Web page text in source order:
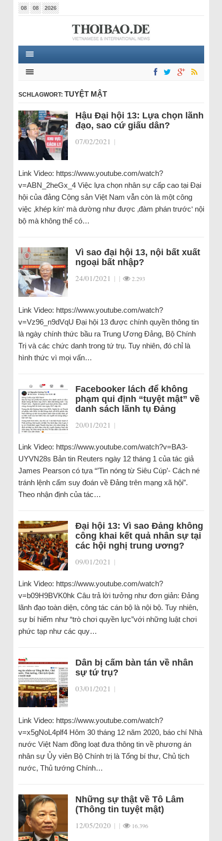
08 08 2026
SCHLAGWORT: TUYỆT MẬT
Hậu Đại hội 13: Lựa chọn lãnh
đạo, sao cứ giấu dân?
07/02/2021 |
Link Video: https://www.youtube.com/watch?
v=ABN_2heGx_4 Việc lựa chọn nhân sự cấp cao tại Đại
hội của đảng Cộng sản Việt Nam vẫn còn là một công
việc ‚khép kín‘ mà dường như được ‚đàm phán trước‘ nội
bộ mà không thể có…
Vì sao đại hội 13, nội bất xuất
ngoại bất nhập?
24/01/2021 | | 2.293
Link Video: https://www.youtube.com/watch?
v=Vz96_n9dVqU Đại hội 13 được chính quyền thông tin
là ngày chính thức bầu ra Trung Ương Đảng, Bộ Chính
Trị và các chức danh trong tứ trụ. Tuy nhiên, đó chỉ là
hình thức vì mọi vấn…
Facebooker lách để không
phạm qui định “tuyệt mật” về
danh sách lãnh tụ Đảng
20/01/2021 |
Link Video: https://www.youtube.com/watch?v=BA3-
UYVN28s Bản tin Reuters ngày 12 tháng 1 của tác giả
James Pearson có tựa “’Tin nóng từ Siêu Cúp’- Cách né
tránh lệnh cấm suy đoán về Đảng trên mạng xã hội”.
Theo nhận định của tác…
Đại hội 13: Vì sao Đảng không
công khai kết quả nhân sự tại
các hội nghị trung ương?
09/01/2021 |
Link Video: https://www.youtube.com/watch?
v=b09H9BVK0hk Câu trả lời tưởng như đơn giản: Đảng
lãnh đạo toàn diện, công tác cán bộ là nội bộ. Tuy nhiên,
sự bí hiểm như “trò chơi quyền lực”với những luật chơi
phức tạp như các quy…
Dân bị cấm bàn tán về nhân
sự tứ trụ?
03/01/2021 |
Link Video: https://www.youtube.com/watch?
v=x5gNoL4plf4 Hôm 30 tháng 12 năm 2020, báo chí Nhà
nước Việt Nam đồng loạt đưa thông tin về phương án
nhân sự Ủy viên Bộ Chính trị là Tổng bí thư, Chủ tịch
nước, Thủ tướng Chính…
Những sự thật về Tô Lâm
(Thông tin tuyệt mật)
12/05/2020 | | 16.396